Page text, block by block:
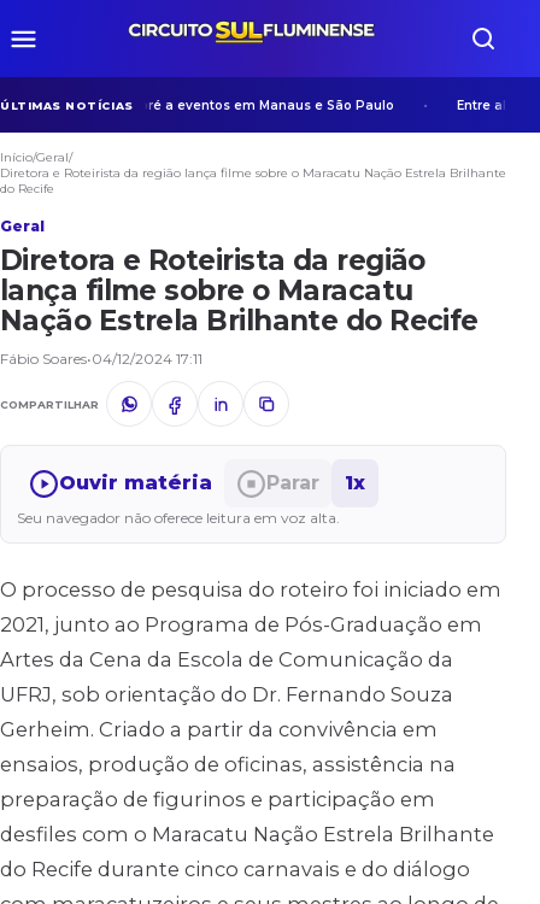
ÚLTIMAS NOTÍCIAS
de Manicoré a eventos em Manaus e São Paulo Entre
Início/Geral/
Diretora e Roteirista da região lança filme sobre o Maracatu Nação Estrela Brilhante
do Recife
Geral
Diretora e Roteirista da região
lança filme sobre o Maracatu
Nação Estrela Brilhante do Recife
Fábio Soares•04/12/2024 17:11
COMPARTILHAR
Ouvir matéria Parar 1x
Seu navegador não oferece leitura em voz alta.
O processo de pesquisa do roteiro foi iniciado em
2021, junto ao Programa de Pós-Graduação em
Artes da Cena da Escola de Comunicação da
UFRJ, sob orientação do Dr. Fernando Souza
Gerheim. Criado a partir da convivência em
ensaios, produção de oficinas, assistência na
preparação de figurinos e participação em
desfiles com o Maracatu Nação Estrela Brilhante
do Recife durante cinco carnavais e do diálogo